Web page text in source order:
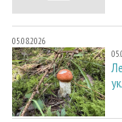
05.08.2026